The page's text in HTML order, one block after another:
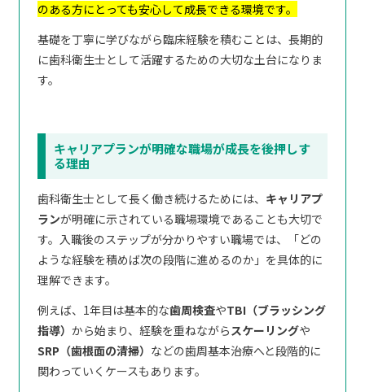
のある方にとっても安心して成長できる環境です。
基礎を丁寧に学びながら臨床経験を積むことは、長期的
に歯科衛生士として活躍するための大切な土台になりま
す。
キャリアプランが明確な職場が成長を後押しす
る理由
歯科衛生士として長く働き続けるためには、 キャリアプ
ランが明確に示されている職場環境であることも大切で
す。入職後のステップが分かりやすい職場では、「どの
ような経験を積めば次の段階に進めるのか」を具体的に
理解できます。
例えば、1年目は基本的な歯周検査やTBI（ブラッシング
指導）から始まり、経験を重ねながらスケーリングや
SRP（歯根面の清掃） などの歯周基本治療へと段階的に
関わっていくケースもあります。